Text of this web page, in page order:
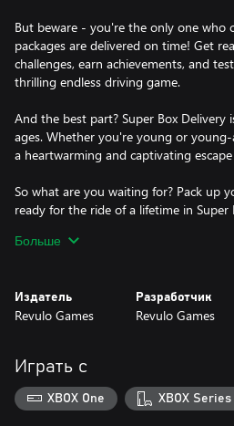
But beware - you're the only one who
packages are delivered on time! Get
challenges, earn achievements, and
thrilling endless driving game.
And the best part? Super Box Delivery
ages. Whether you're young or
a heartwarming and captivating
So what are you waiting for? Pack up
ready for the ride of a lifetime in Super
Больше
Издатель
Revulo Games
Разработчик
Revulo Games
Играть с
XBOX One XBOX Series